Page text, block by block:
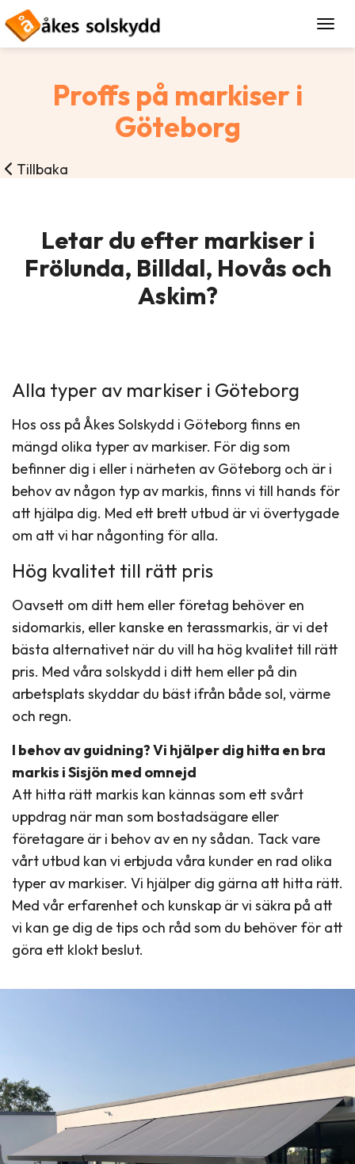
Tillbaka
Proffs på markiser i
Göteborg
Letar du efter markiser i
Frölunda, Billdal, Hovås och
Askim?
Alla typer av markiser i Göteborg
Hos oss på Åkes Solskydd i Göteborg finns en
mängd olika typer av markiser. För dig som
befinner dig i eller i närheten av Göteborg och är i
behov av någon typ av markis, finns vi till hands för
att hjälpa dig. Med ett brett utbud är vi övertygade
om att vi har någonting för alla.
Hög kvalitet till rätt pris
Oavsett om ditt hem eller företag behöver en
sidomarkis, eller kanske en terassmarkis, är vi det
bästa alternativet när du vill ha hög kvalitet till rätt
pris. Med våra solskydd i ditt hem eller på din
arbetsplats skyddar du bäst ifrån både sol, värme
och regn.
I behov av guidning? Vi hjälper dig hitta en bra
markis i Sisjön med omnejd
Att hitta rätt markis kan kännas som ett svårt
uppdrag när man som bostadsägare eller
företagare är i behov av en ny sådan. Tack vare
vårt utbud kan vi erbjuda våra kunder en rad olika
typer av markiser. Vi hjälper dig gärna att hitta rätt.
Med vår erfarenhet och kunskap är vi säkra på att
vi kan ge dig de tips och råd som du behöver för att
göra ett klokt beslut.